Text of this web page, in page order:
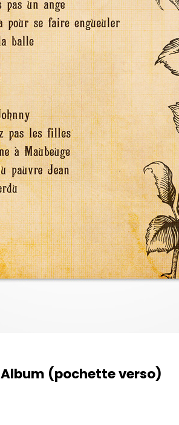
Album (pochette verso)